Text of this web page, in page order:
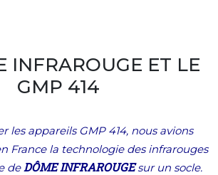
INFRAROUGE ET LE
GMP 414
les appareils GMP 414, nous avions
France la technologie des infrarouges
de DÔME INFRAROUGEsur un socle.